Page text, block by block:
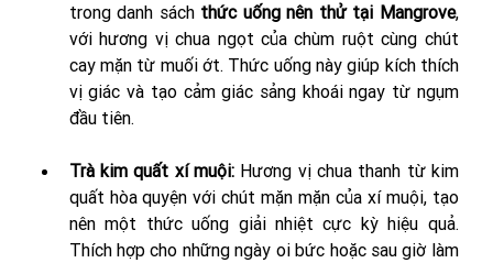
trong danh sách thức uống nên thử tại Mangrove,
với hương vị chua ngọt của chùm ruột cùng chút
cay mặn từ muối ớt. Thức uống này giúp kích thích
vị giác và tạo cảm giác sảng khoái ngay từ ngụm
đầu tiên.
Trà kim quất xí muội: Hương vị chua thanh từ kim
quất hòa quyện với chút mặn mặn của xí muội, tạo
nên một thức uống giải nhiệt cực kỳ hiệu quả.
Thích hợp cho những ngày oi bức hoặc sau giờ làm